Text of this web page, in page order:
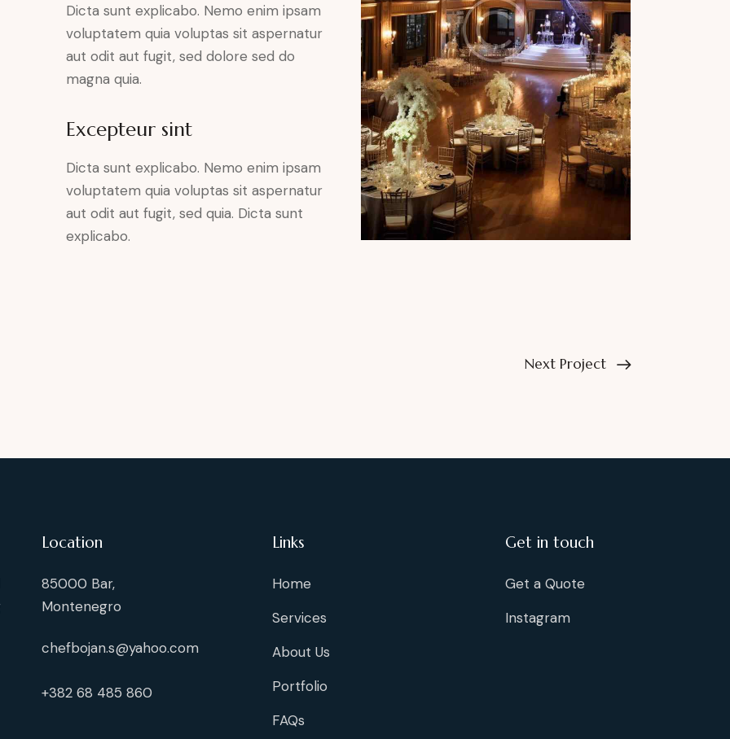
Dicta sunt explicabo. Nemo enim ipsam
voluptatem quia voluptas sit aspernatur
aut odit aut fugit, sed dolore sed do
magna quia.
Excepteur sint
Dicta sunt explicabo. Nemo enim ipsam
voluptatem quia voluptas sit aspernatur
aut odit aut fugit, sed quia. Dicta sunt
explicabo.
Next Project
Location
85000 Bar,
Montenegro
chefbojan.s@yahoo.com
+382 68 485 860
Links
Home
Services
About Us
Portfolio
FAQs
Get in touch
Get a Quote
Instagram